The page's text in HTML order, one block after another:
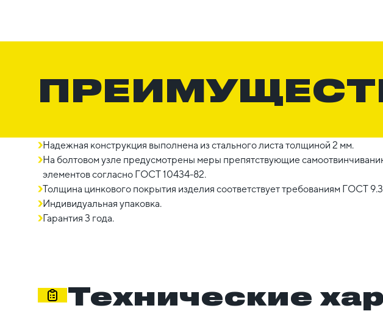
Надежная конструкция выполнена из стального листа толщиной 2 мм.
На болтовом узле предусмотрены меры препятствующие
элементов согласно ГОСТ 10434-82.
Толщина цинкового покрытия изделия соответствует требованиям ГОСТ
Индивидуальная упаковка.
Гарантия 3 года.
Технические